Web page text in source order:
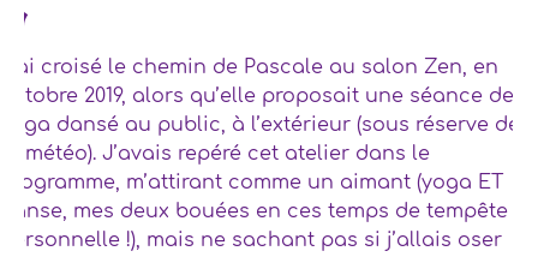
J’ai croisé le chemin de Pascale au salon Zen, en
octobre 2019, alors qu’elle proposait une séance de
yoga dansé au public, à l’extérieur (sous réserve de
la météo). J’avais repéré cet atelier dans le
programme, m’attirant comme un aimant (yoga ET
danse, mes deux bouées en ces temps de tempête
personnelle !), mais ne sachant pas si j’allais oser